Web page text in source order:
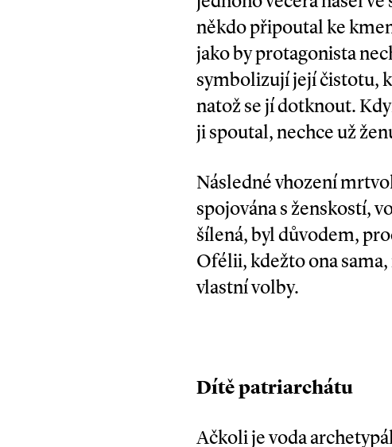
někdo připoutal ke
jako by protagonista
symbolizují její čistotu,
natož se jí dotknout.
ji spoutal, nechce už
Následné vhození
spojována s ženskostí,
šílená, byl důvodem,
Ofélii, kdežto ona
vlastní volby.
Dítě patriarchátu
Ačkoli je voda